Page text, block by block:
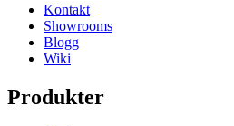
Kontakt
Showrooms
Blogg
Wiki
Produkter